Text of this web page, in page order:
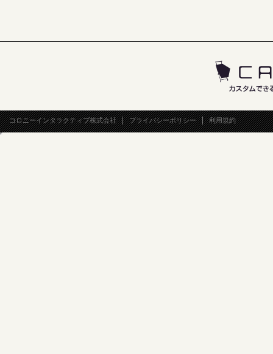
コロニーインタラクティブ株式会社 プライバシーポリシー 利用規約